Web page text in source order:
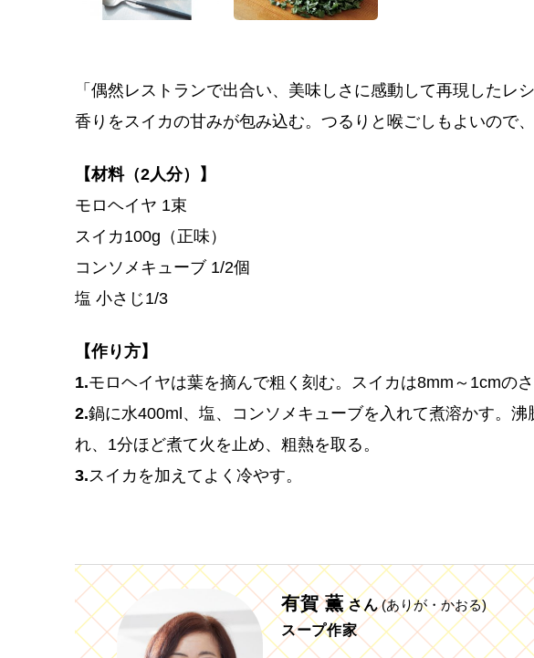
「偶然レストランで出合い、美味しさに感動して再現したレ
香りをスイカの甘みが包み込む。つるりと喉ごしもよいので
【材料（2人分）】
モロヘイヤ 1束
スイカ100g（正味）
コンソメキューブ 1/2個
塩 小さじ1/3
【作り方】
1.モロヘイヤは葉を摘んで粗く刻む。スイカは8mm～1cmのさ
2.鍋に水400ml、塩、コンソメキューブを入れて煮溶かす。沸
れ、1分ほど煮て火を止め、粗熱を取る。
3. スイカを加えてよく冷やす。
有賀 薫 さん (ありが・かおる)
スープ作家